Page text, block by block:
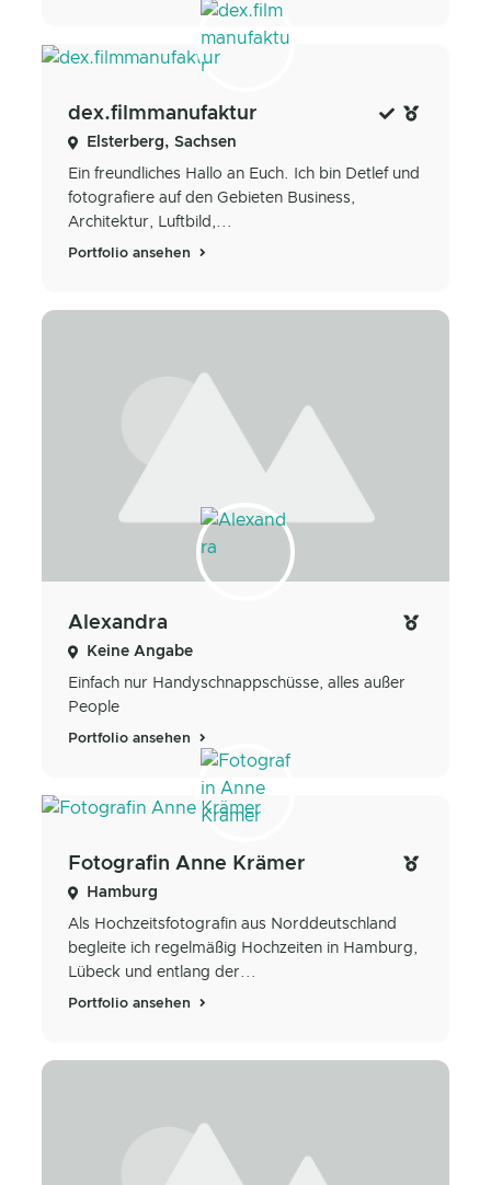
dex.filmmanufaktur
Elsterberg, Sachsen
Ein freundliches Hallo an Euch. Ich bin Detlef und
fotografiere auf den Gebieten Business,
Architektur, Luftbild,...
Portfolio ansehen
Alexandra
Keine Angabe
Einfach nur Handyschnappschüsse, alles außer
People
Portfolio ansehen
Fotografin Anne Krämer
Hamburg
Als Hochzeitsfotografin aus Norddeutschland
begleite ich regelmäßig Hochzeiten in Hamburg,
Lübeck und entlang der...
Portfolio ansehen